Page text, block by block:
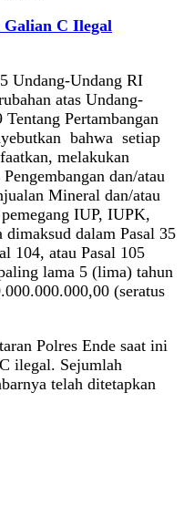
C Ilegal
Undang-Undang RI
atas Undang-
Pertambangan
bahwa setiap
melakukan
dan/atau
Mineral dan/atau
IUP, IUPK,
dalam Pasal 35
104, atau Pasal 105
lama 5 (lima) tahun
(seratus
Polres Ende saat ini
ilegal. Sejumlah
telah ditetapkan